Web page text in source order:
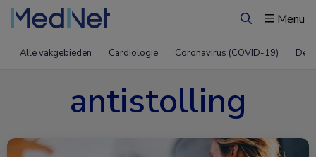
ZoekenMenu
Alle vakgebieden Cardiologie Coronavirus (COVID-19)
antistolling